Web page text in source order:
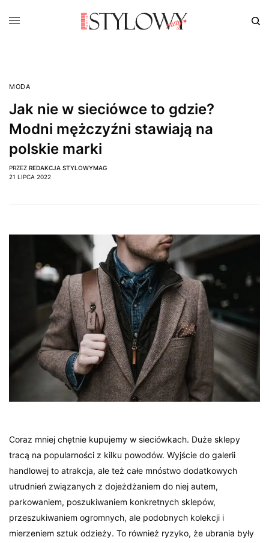
MODA
Jak nie w sieciówce to gdzie?
Modni mężczyźni stawiają na
polskie marki
PRZEZ REDAKCJA STYLOWYMAG
21 LIPCA 2022
Coraz mniej chętnie kupujemy w sieciówkach. Duże sklepy
tracą na popularności z kilku powodów. Wyjście do galerii
handlowej to atrakcja, ale też całe mnóstwo dodatkowych
utrudnień związanych z dojeżdżaniem do niej autem,
parkowaniem, poszukiwaniem konkretnych sklepów,
przeszukiwaniem ogromnych, ale podobnych kolekcji i
mierzeniem sztuk odzieży. To również ryzyko, że ubrania były